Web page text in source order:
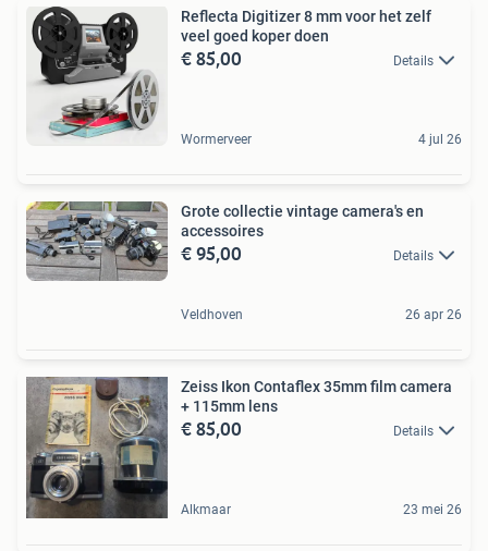
Reflecta Digitizer 8 mm voor het zelf
veel goed koper doen
€ 85,00 Details
Wormerveer 4 jul 26
Grote collectie vintage camera's en
accessoires
€ 95,00 Details
Veldhoven 26 apr 26
Zeiss Ikon Contaflex 35mm film camera
+ 115mm lens
€ 85,00 Details
Alkmaar 23 mei 26